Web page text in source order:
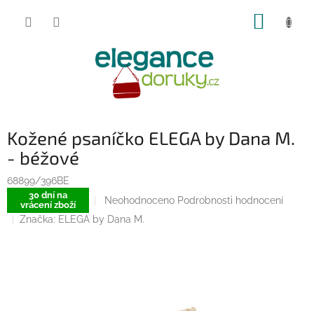
Kožené psaníčko ELEGA by Dana M.
- béžové
68899/396BE
30 dní na
vrácení zboží
Průměrné
hodnocení
produktu
Neohodnoceno Podrobnosti hodnocení
Značka: ELEGA by Dana M.